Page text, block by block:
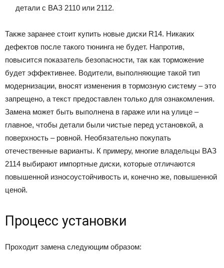
детали с ВАЗ 2110 или 2112.
Также заранее стоит купить новые диски R14. Никаких
дефектов после такого тюнинга не будет. Напротив,
повысится показатель безопасности, так как торможение
будет эффективнее. Водители, выполняющие такой тип
модернизации, вносят изменения в тормозную систему – это
запрещено, а текст предоставлен только для ознакомления.
Замена может быть выполнена в гараже или на улице –
главное, чтобы детали были чистые перед установкой, а
поверхность – ровной. Необязательно покупать
отечественные варианты. К примеру, многие владельцы ВАЗ
2114 выбирают импортные диски, которые отличаются
повышенной износоустойчивость и, конечно же, повышенной
ценой.
Процесс установки
Проходит замена следующим образом: